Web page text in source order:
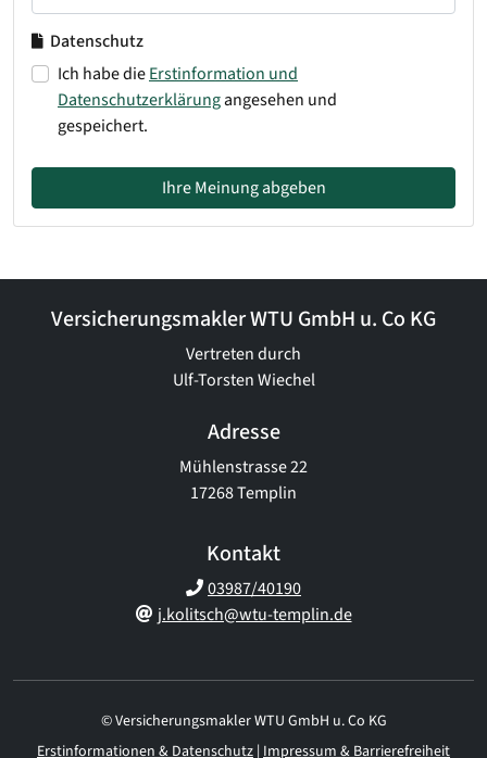
Datenschutz
Ich habe dieErstinformation und
Datenschutzerklärungangesehen und
gespeichert.
Ihre Meinung abgeben
Versicherungsmakler WTU GmbH u. Co KG
Vertreten durch
Ulf-Torsten Wiechel
Adresse
Mühlenstrasse 22
17268 Templin
Kontakt
03987/40190
j.kolitsch@wtu-templin.de
© Versicherungsmakler WTU GmbH u. Co KG
Erstinformationen & Datenschutz | Impressum & Barrierefreiheit